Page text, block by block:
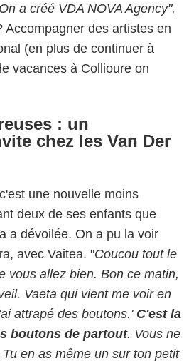
On a créé VDA NOVA Agency",
Accompagner des artistes en
(en plus de continuer à
vacances à Collioure on
: un
chez les Van Der
une nouvelle moins
deux de ses enfants que
a dévoilée. On a pu la voir
avec Vaitea. "Coucou tout le
vous allez bien. Bon ce matin,
Vaeta qui vient me voir en
attrapé des boutons.' C'est la
boutons de partout. Vous ne
en as même un sur ton petit